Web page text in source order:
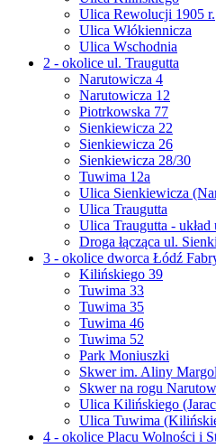
Ulica Rewolucji 1905 r.
Ulica Włókiennicza
Ulica Wschodnia
2 - okolice ul. Traugutta
Narutowicza 4
Narutowicza 12
Piotrkowska 77
Sienkiewicza 22
Sienkiewicza 26
Sienkiewicza 28/30
Tuwima 12a
Ulica Sienkiewicza
Ulica Traugutta
Ulica Traugutta - układ
Droga łącząca ul.
3 - okolice dworca Łódź
Kilińskiego 39
Tuwima 33
Tuwima 35
Tuwima 46
Tuwima 52
Park Moniuszki
Skwer im. Aliny
Skwer na rogu
Ulica Kilińskiego
Ulica Tuwima
4 - okolice Placu Wolności i